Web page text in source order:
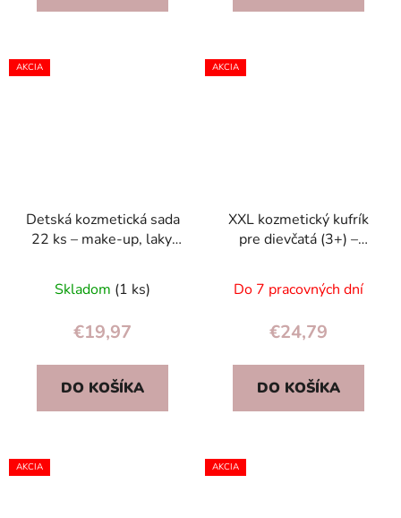
AKCIA
Detská kozmetická sada
22 ks – make-up, laky,
jednorožec
Skladom (1 ks)
€19,97
DO KOŠÍKA
AKCIA
XXL kozmetický kufrík
pre dievčatá (3+) –
manikúru, bezpečná
Do 7 pracovných dní
€24,79
DO KOŠÍKA
AKCIA AKCIA